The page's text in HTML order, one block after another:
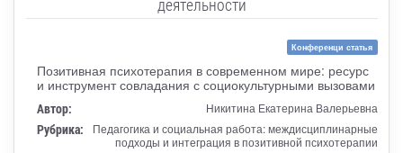
Конференци статья
Позитивная психотерапия в современном мире: ресурс
и инструмент совладания с социокультурными вызовами
Автор: Никитина Екатерина Валерьевна
Рубрика:
Педагогика и социальная работа: междисциплинарные
подходы и интеграция в позитивной психотерапии